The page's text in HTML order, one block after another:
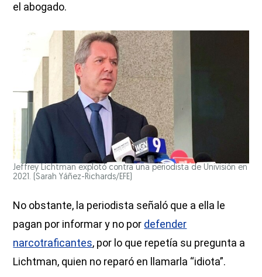
el abogado.
Jeffrey Lichtman explotó contra una periodista de Univisión en
2021. (Sarah Yáñez-Richards/EFE)
No obstante, la periodista señaló que a ella le
pagan por informar y no por defender
narcotraficantes, por lo que repetía su pregunta a
Lichtman, quien no reparó en llamarla “idiota”.